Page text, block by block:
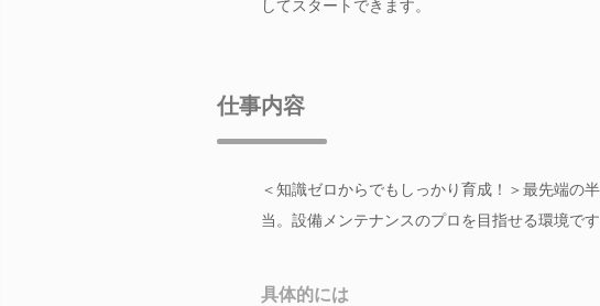
してスタートできます。
仕事内容
＜知識ゼロからでもしっかり育成！＞最先端の
当。設備メンテナンスのプロを目指せる環境です
具体的には